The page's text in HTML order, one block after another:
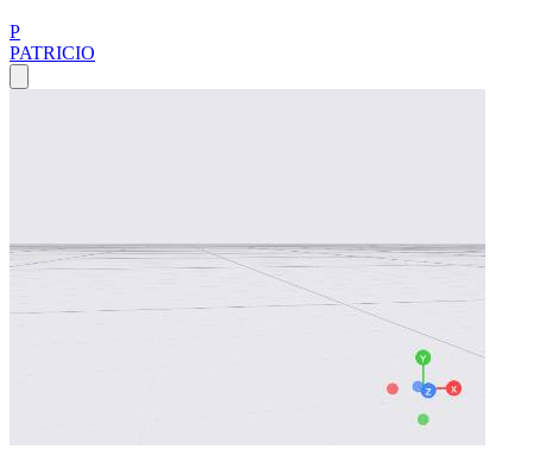
P
PATRICIO